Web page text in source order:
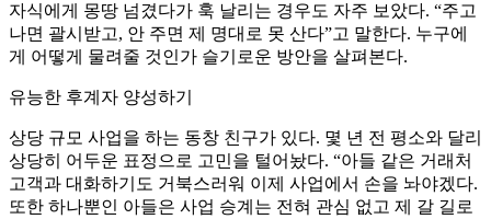
자식에게 몽땅 넘겼다가 훅 날리는 경우도 자주 보았다. “주고
나면 괄시받고, 안 주면 제 명대로 못 산다”고 말한다. 누구에
게 어떻게 물려줄 것인가 슬기로운 방안을 살펴본다.
유능한 후계자 양성하기
상당 규모 사업을 하는 동창 친구가 있다. 몇 년 전 평소와 달리
상당히 어두운 표정으로 고민을 털어놨다. “아들 같은 거래처
고객과 대화하기도 거북스러워 이제 사업에서 손을 놔야겠다.
또한 하나뿐인 아들은 사업 승계는 전혀 관심 없고 제 갈 길로